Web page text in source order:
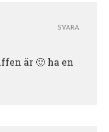
är 🙂 ha en
SVARA